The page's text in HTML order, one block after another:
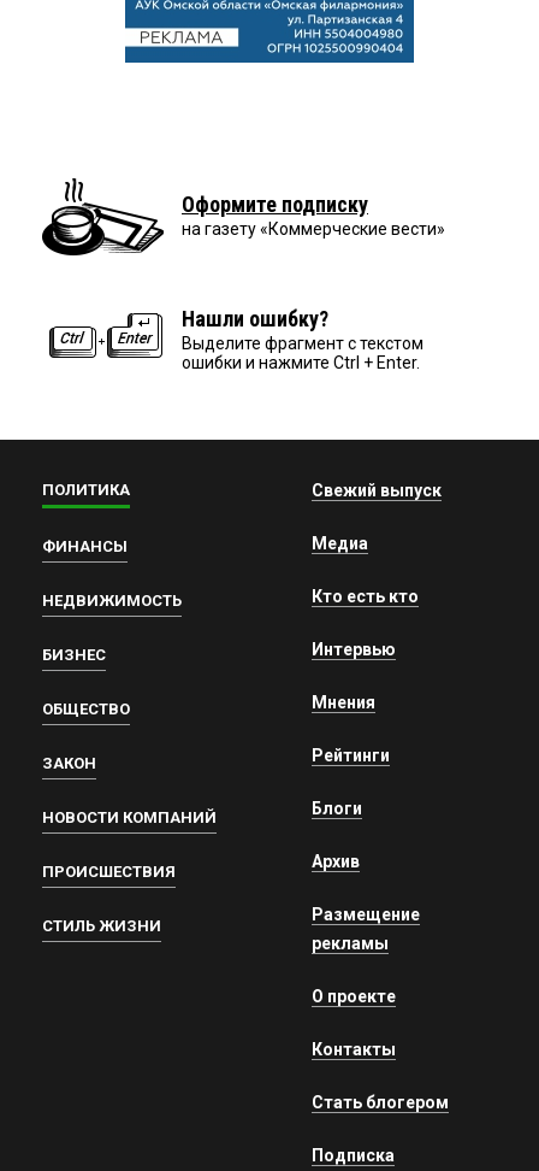
Оформите подписку
на газету «Коммерческие вести»
Нашли ошибку?
Выделите фрагмент с текстом
ошибки и нажмите Ctrl + Enter.
ПОЛИТИКА
ФИНАНСЫ
НЕДВИЖИМОСТЬ
БИЗНЕС
ОБЩЕСТВО
ЗАКОН
НОВОСТИ КОМПАНИЙ
ПРОИСШЕСТВИЯ
СТИЛЬ ЖИЗНИ
Свежий выпуск
Медиа
Кто есть кто
Интервью
Мнения
Рейтинги
Блоги
Архив
Размещение
рекламы
О проекте
Контакты
Стать блогером
Подписка